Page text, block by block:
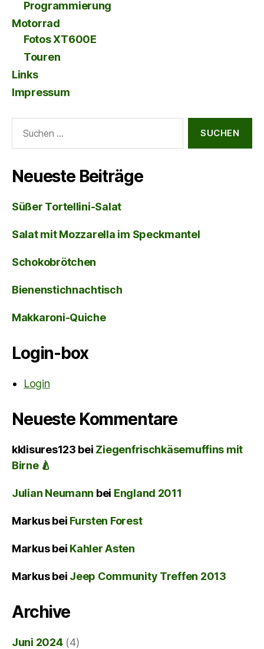
Programmierung
Motorrad
Fotos XT600E
Touren
Links
Impressum
nach:
Neueste Beiträge
Süßer Tortellini-Salat
Salat mit Mozzarella im Speckmantel
Schokobrötchen
Bienenstichnachtisch
Makkaroni-Quiche
Login-box
Login
Neueste Kommentare
kklisures123 bei Ziegenfrischkäsemuffins mit
Birne 🍐
Julian Neumann bei England 2011
Markusbei Fursten Forest
Markusbei Kahler Asten
Markusbei Jeep Community Treffen 2013
Archive
Juni 2024(4)